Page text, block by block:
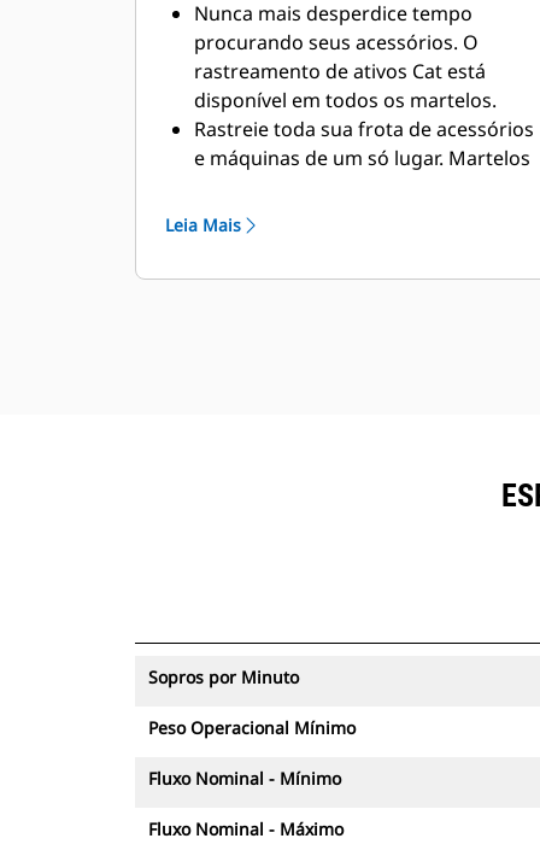
Nunca mais desperdice tempo
procurando seus acessórios. O
rastreamento de ativos Cat está
disponível em todos os martelos.
Rastreie toda sua frota de acessórios
e máquinas de um só lugar. Martelos
ser visualizados no VisionLink®.
martelos com um rastreador de
Leia Mais
Sopros por Minuto
Peso Operacional Mínimo
Fluxo Nominal - Mínimo
Fluxo Nominal - Máximo